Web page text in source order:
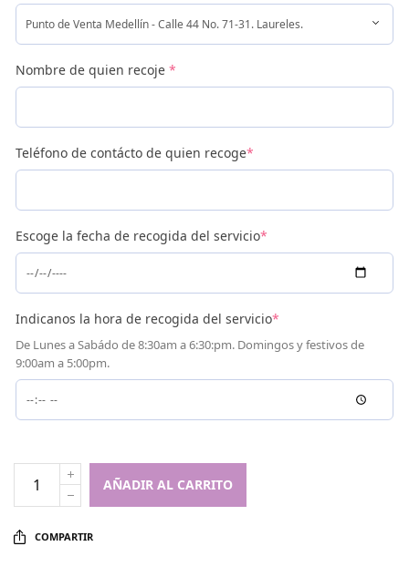
Nombre de quien recoje *
Teléfono de contácto de quien recoge*
Escoge la fecha de recogida del servicio*
Indicanos la hora de recogida del servicio*
De Lunes a Sabádo de 8:30am a 6:30:pm. Domingos y festivos de
9:00am a 5:00pm.
AÑADIR AL CARRITO
COMPARTIR